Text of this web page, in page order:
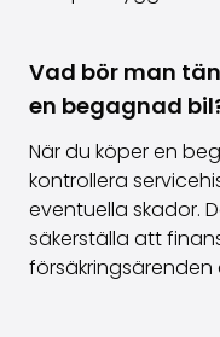
Vad bör man
en begagnad
När du köper en
kontrollera
eventuella skador.
säkerställa att
försäkringsärenden